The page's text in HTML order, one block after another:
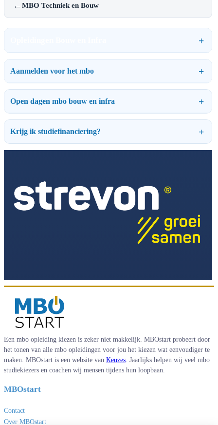
←MBO Techniek en Bouw
Aanmelden voor het mbo
Open dagen mbo bouw en infra
Krijg ik studiefinanciering?
Een mbo opleiding kiezen is zeker niet makkelijk. MBOstart probeert door
het tonen van alle mbo opleidingen voor jou het kiezen wat eenvoudiger te
maken. MBOstart is een website van Keuzes . Jaarlijks helpen wij veel mbo
studiekiezers en coachen wij mensen tijdens hun loopbaan.
MBOstart
Contact
Over MBOstart